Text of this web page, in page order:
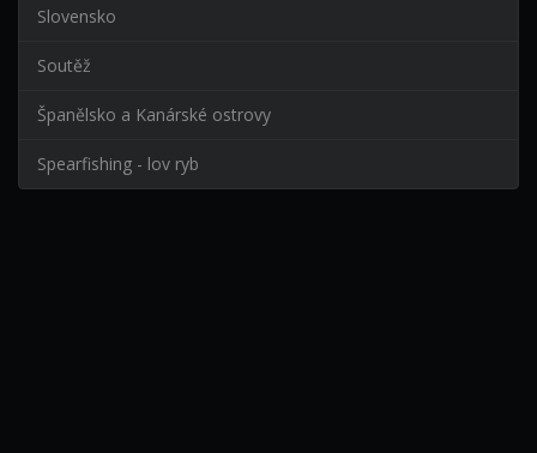
Slovensko
Soutěž
Španělsko a Kanárské ostrovy
Spearfishing - lov ryb